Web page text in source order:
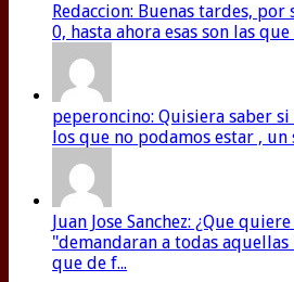
Redaccion: Buenas tardes,
0, hasta ahora esas son las que
peperoncino: Quisiera saber si
los que no podamos estar , un
Juan Jose Sanchez: ¿Que
"demandaran a todas
que de f...